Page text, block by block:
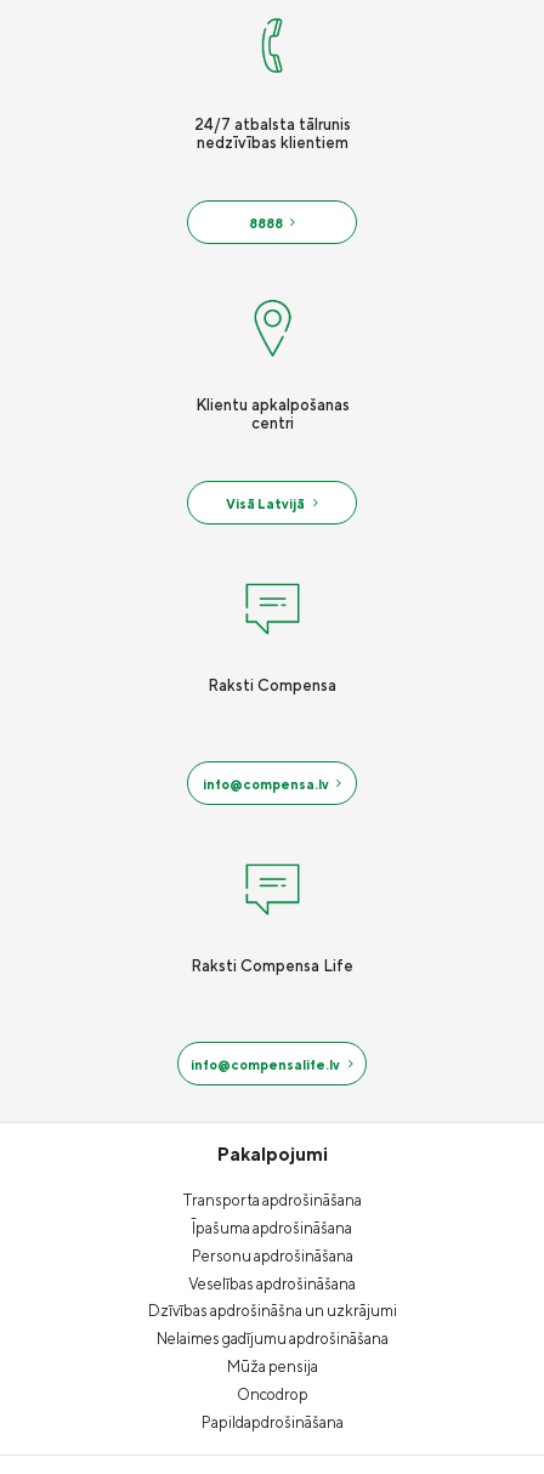
24/7 atbalsta tālrunis
nedzīvības klientiem
8888
Klientu apkalpošanas
centri
Visā Latvijā
Raksti Compensa
info@compensa.lv
Raksti Compensa Life
info@compensalife.lv
Pakalpojumi
Transporta apdrošināšana
Īpašuma apdrošināšana
Personu apdrošināšana
Veselības apdrošināšana
Dzīvības apdrošināšna un uzkrājumi
Nelaimes gadījumu apdrošināšana
Mūža pensija
Oncodrop
Papildapdrošināšana